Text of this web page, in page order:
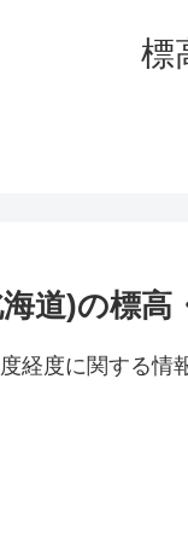
標
道)の標高
経度に関する情